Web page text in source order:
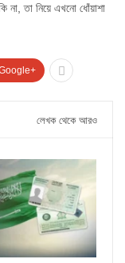
না, তা নিয়ে এখনো ধোঁয়াশা
লেখক থেকে আরও